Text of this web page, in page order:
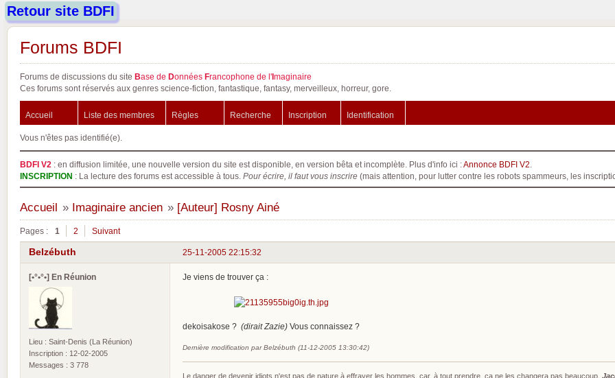
Retour site BDFI
Forums BDFI
Forums de discussions du site Base de Données Francophone de l'Imaginaire
Ces forums sont réservés aux genres science-fiction, fantastique, fantasy, merveilleux, horreur, gore.
Accueil Liste des membres Règles Recherche Inscription Identification
Vous n'êtes pas identifié(e).
BDFI V2 : en diffusion limitée, une nouvelle version du site est disponible, en version bêta et incomplète. Plus d'info ici :Annonce BDFI V2
INSCRIPTION : La lecture des forums est accessible à tous. Pour écrire, il faut vous inscrire (mais attention, pour lutter contre les robots spammeurs, les
Accueil » Imaginaire ancien » [Auteur] Rosny Ainé
Pages : 1 2 Suivant
25-11-2005 22:15:32
Belzébuth
[•°•°•] En Réunion
Lieu : Saint-Denis (La Réunion)
Inscription : 12-02-2005
Messages : 3 778
Je viens de trouver ça :
dekoisakose ? (dirait Zazie) Vous connaissez ?
Dernière modification par Belzébuth (11-12-2005 13:30:42)
Le danger de devenir idiots n'est pas de nature à effrayer les hommes, car, à tout prendre, ça ne les changera pas beaucoup.